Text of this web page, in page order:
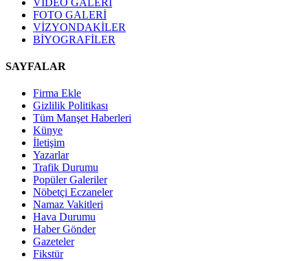
VIDEO GALERİ
FOTO GALERİ
VİZYONDAKİLER
BİYOGRAFİLER
SAYFALAR
Firma Ekle
Gizlilik Politikası
Tüm Manşet Haberleri
Künye
İletişim
Yazarlar
Trafik Durumu
Popüler Galeriler
Nöbetçi Eczaneler
Namaz Vakitleri
Hava Durumu
Haber Gönder
Gazeteler
Fikstür